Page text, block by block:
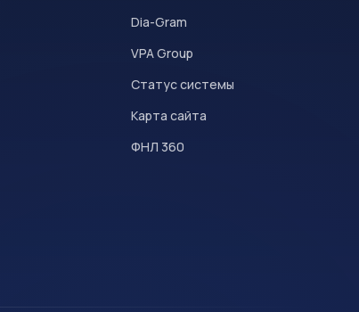
Dia-Gram
VPA Group
Статус системы
Карта сайта
ФНЛ 360